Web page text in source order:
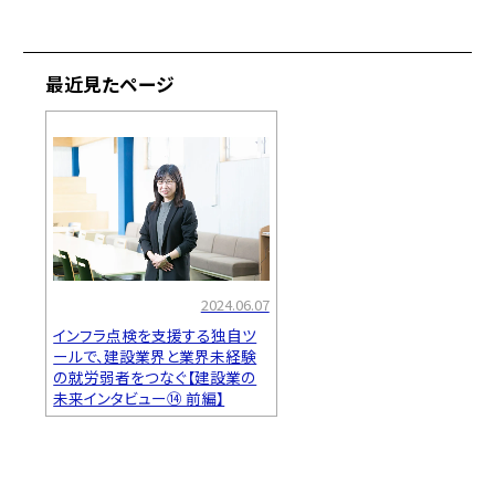
最近見たページ
2024.06.07
インフラ点検を支援する独自ツ
ールで、建設業界と業界未経験
の就労弱者をつなぐ【建設業の
未来インタビュー⑭ 前編】